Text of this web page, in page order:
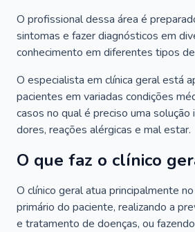
O profissional dessa área é
sintomas e fazer diagnósticos em
conhecimento em diferentes tipos
O especialista em clínica geral está
pacientes em variadas condições
casos no qual é preciso uma solução
dores, reações alérgicas e mal estar.
O que faz o clínico
O clínico geral atua principalmente
primário do paciente, realizando a
e tratamento de doenças, ou